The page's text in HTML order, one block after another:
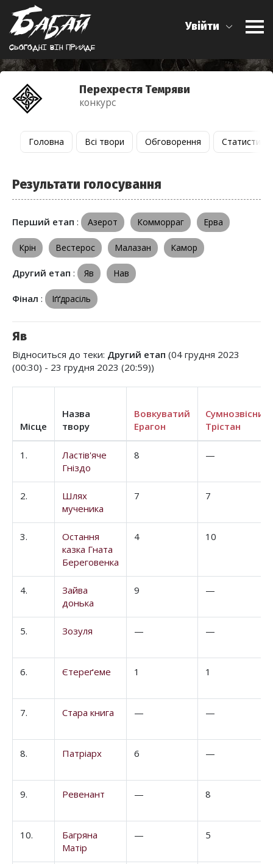
Сьогоднi вiн прийде
Увійти
Перехрестя Темряви
конкурс
Головна Всі твори Обговорення Статистика
Результати голосування
Перший етап : Азерот Комморраг Ерва
Крін Вестерос Малазан Камор
Другий етап : Яв Нав
Фінал : Іґґдрасіль
Яв
Відноситься до теки: Другий етап (04 грудня 2023
(00:30) - 23 грудня 2023 (20:59))
Місце
Назва
твору
Вовкуватий
Ерагон
Сумнозвісний
Трістан
1.
Ластів'яче
Гніздо
8 —
2.
Шлях
мученика
7 7
3.
Остання
казка Гната
Береговенка
4 10
4.
Зайва
донька
9 —
5. Зозуля — —
6. Єтереґеме 1 1
7. Стара книга — —
8. Патріарх 6 —
9. Ревенант — 8
10.
Багряна
Матір
— 5